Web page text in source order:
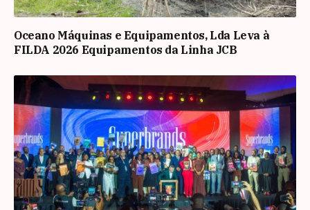
Oceano Máquinas e Equipamentos, Lda Leva à
FILDA 2026 Equipamentos da Linha JCB